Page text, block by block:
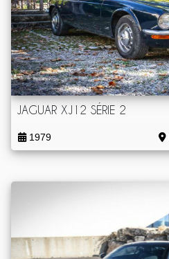
JAGUAR XJ12 SÉRIE 2
1979